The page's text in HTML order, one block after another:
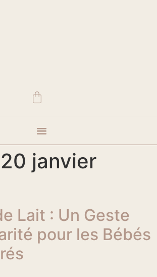
20 janvier
Lait : Un Geste
pour les Bébés